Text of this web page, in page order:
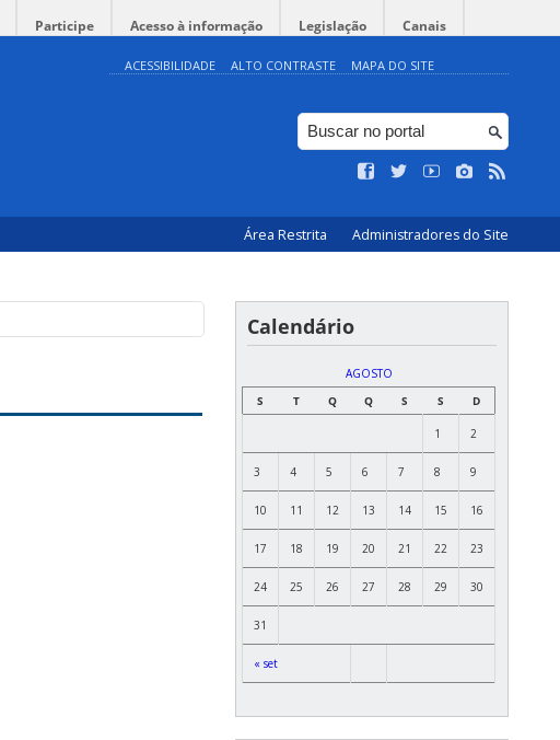
Participe Acesso à informação Legislação Canais
ACESSIBILIDADE ALTO CONTRASTE MAPA DO SITE
Área Restrita Administradores do Site
Calendário
AGOSTO
S
T Q Q S S D
« set
1 2
3 4 5 6 7 8 9
10 11 12 13 14 15 16
17 18 19 20 21 22 23
24 25 26 27 28 29 30
31